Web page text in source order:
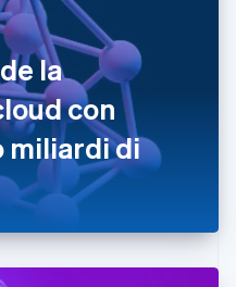
la
con
miliardi di